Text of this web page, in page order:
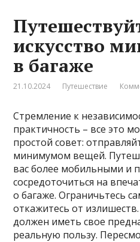
искусство
в багаже
21.10.2024 Путешествие
Стремление к
практичность – все это
простой совет:
минимумом вещей.
вас более мобильными и
сосредоточиться на
о багаже. Ограничьтесь
откажитесь от
должен иметь свое
реальную пользу.